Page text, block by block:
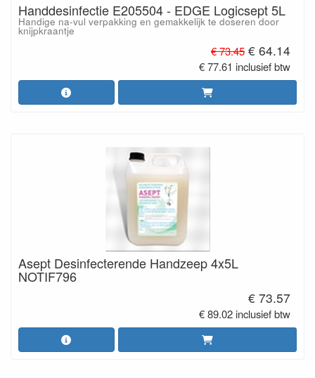
Handdesinfectie E205504 - EDGE Logicsept 5L
Handige na-vul verpakking en gemakkelijk te doseren door
knijpkraantje
€ 73.45 € 64.14
€ 77.61 inclusief btw
Asept Desinfecterende Handzeep 4x5L
NOTIF796
€ 73.57
€ 89.02 inclusief btw